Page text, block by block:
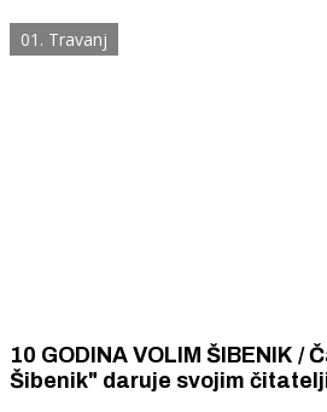
prije 87 godina?
01. Travanj
10 GODINA VOLIM ŠIBENIK /
Šibenik" daruje svojim